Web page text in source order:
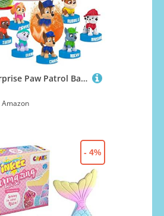
INKEE - Surprise Paw Patrol Badebomben Kinder mit Überraschung Überraschungs-Badekugel mit Stempel 3er-Multipack - Badezusatz Kinder
Amazon
- 4%